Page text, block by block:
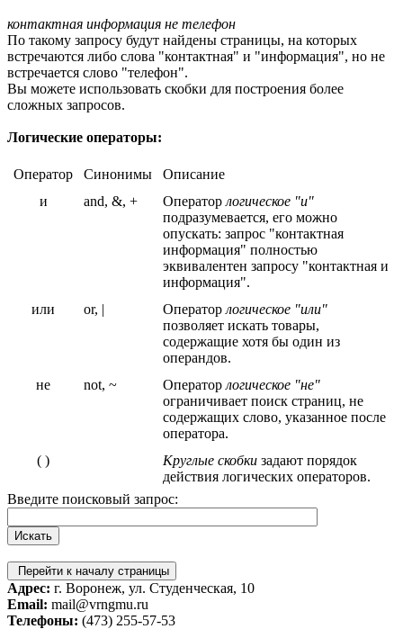
контактная информация не телефон
По такому запросу будут найдены страницы, на которых
встречаются либо слова "контактная" и "информация", но не
встречается слово "телефон".
Вы можете использовать скобки для построения более
сложных запросов.
Логические операторы:
Оператор Синонимы
Описание
и
and, &, + Оператор логическое "и"
подразумевается, его можно
опускать: запрос "контактная
информация" полностью
эквивалентен запросу "контактная и
информация".
или
or, | Оператор логическое "или"
позволяет искать товары,
содержащие хотя бы один из
операндов.
не
not, ~ Оператор логическое "не"
ограничивает поиск страниц, не
содержащих слово, указанное после
оператора.
( )
Круглые скобки задают порядок
действия логических операторов.
Введите поисковый запрос:
Перейти к началу страницы
Адрес: г. Воронеж, ул. Студенческая, 10
Email: mail@vrngmu.ru
Телефоны: (473) 255-57-53